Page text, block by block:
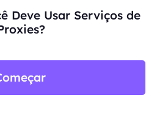
Deve Usar Serviços de